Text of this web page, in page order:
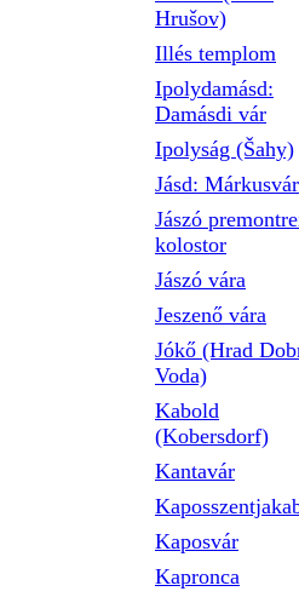
Hrušov)
Illés templom
Ipolydamásd:
Damásdi vár
Ipolyság (Šahy)
Jásd: Márkusvár
Jászó
kolostor
Jászó vára
Jeszenő vára
Jókő (Hrad
Voda)
Kabold
(Kobersdorf)
Kantavár
Kaposvár
Kapronca